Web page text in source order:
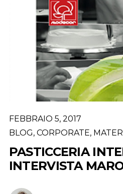
FEBBRAIO 5, 2017
BLOG, CORPORATE,
PASTICCERIA
INTERVISTA